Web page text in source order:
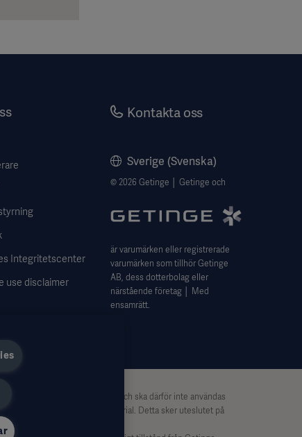
Integritetscenter
use disclaimer
Kontakta oss
Sverige (Svenska)
© 2026 Getinge │ Getinge och
är varumärken eller registrerade
varumärken som tillhör Getinge
AB, dess dotterbolag eller
närstående företag │ Med
ensamrätt.
är inte uttömmande och ska därför inte användas
part baserat på detta material. Detta sker uteslutet på